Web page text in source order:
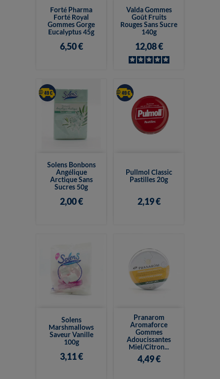
Forté Pharma
Forté Royal
Gommes Gorge
Eucalyptus 45g
6,50 €
Valda Gommes
Goût Fruits
Rouges Sans Sucre
140g
12,08 €
Solens Bonbons
Angélique
Arctique Sans
Sucres 50g
2,00 €
Pullmol Classic
Pastilles 20g
2,19 €
Solens
Marshmallows
Saveur Vanille
100g
3,11 €
Pranarom
Aromaforce
Gommes
Adoucissantes
Miel/citron...
4,49 €